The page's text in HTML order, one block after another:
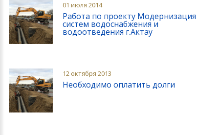
01 июля 2014
Работа по проекту Модернизация
систем водоснабжения и
водоотведения г.Актау
12 октября 2013
Необходимо оплатить долги